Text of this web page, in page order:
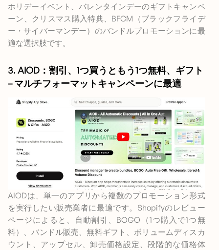
ホリデーイベント、バレンタインデーのギフトキャンペ
ーン、クリスマス購入特典、BFCM（ブラックフライデ
ー・サイバーマンデー）のバンドルプロモーションに最
適な選択肢です。
3. AIOD：割引、1つ買うともう1つ無料、ギフト
– マルチフォーマットキャンペーンに最適
AIODは、単一のアプリから複数のプロモーション形式
を実行したい販売業者に最適です。Shopifyのレビュー
ページによると、自動割引、BOGO（1つ購入で1つ無
料）、バンドル販売、無料ギフト、ボリュームディスカ
ウント、アップセル、卸売価格設定、段階的な価格体